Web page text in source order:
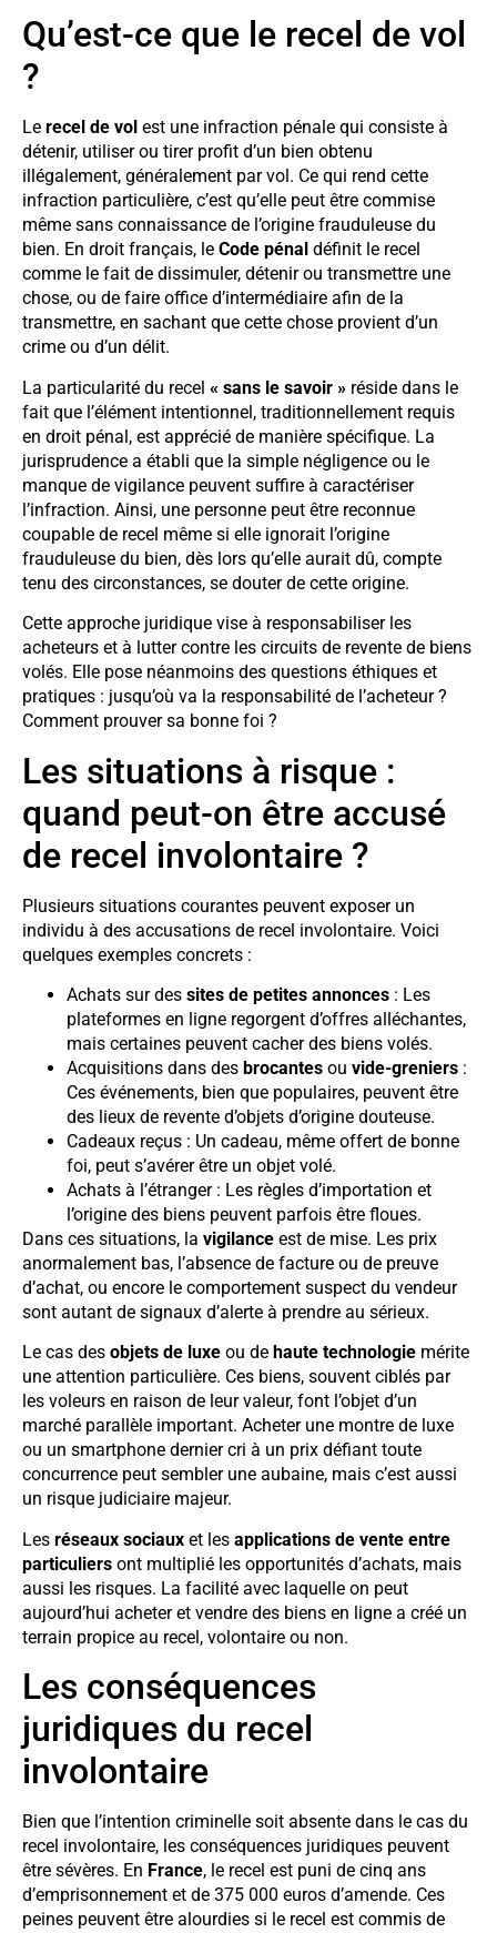
Qu’est-ce que le recel de vol
?
Le recel de vol est une infraction pénale qui consiste à
détenir, utiliser ou tirer profit d’un bien obtenu
illégalement, généralement par vol. Ce qui rend cette
infraction particulière, c’est qu’elle peut être commise
même sans connaissance de l’origine frauduleuse du
bien. En droit français, le Code pénal définit le recel
comme le fait de dissimuler, détenir ou transmettre une
chose, ou de faire office d’intermédiaire afin de la
transmettre, en sachant que cette chose provient d’un
crime ou d’un délit.
La particularité du recel « sans le savoir » réside dans le
fait que l’élément intentionnel, traditionnellement requis
en droit pénal, est apprécié de manière spécifique. La
jurisprudence a établi que la simple négligence ou le
manque de vigilance peuvent suffire à caractériser
l’infraction. Ainsi, une personne peut être reconnue
coupable de recel même si elle ignorait l’origine
frauduleuse du bien, dès lors qu’elle aurait dû, compte
tenu des circonstances, se douter de cette origine.
Cette approche juridique vise à responsabiliser les
acheteurs et à lutter contre les circuits de revente de biens
volés. Elle pose néanmoins des questions éthiques et
pratiques : jusqu’où va la responsabilité de l’acheteur ?
Comment prouver sa bonne foi ?
Les situations à risque :
quand peut-on être accusé
de recel involontaire ?
Plusieurs situations courantes peuvent exposer un
individu à des accusations de recel involontaire. Voici
quelques exemples concrets :
Achats sur des sites de petites annonces : Les
plateformes en ligne regorgent d’offres alléchantes,
mais certaines peuvent cacher des biens volés.
Acquisitions dans des brocantes ou vide-greniers :
Ces événements, bien que populaires, peuvent être
des lieux de revente d’objets d’origine douteuse.
Cadeaux reçus : Un cadeau, même offert de bonne
foi, peut s’avérer être un objet volé.
Achats à l’étranger : Les règles d’importation et
l’origine des biens peuvent parfois être floues.
Dans ces situations, la vigilance est de mise. Les prix
anormalement bas, l’absence de facture ou de preuve
d’achat, ou encore le comportement suspect du vendeur
sont autant de signaux d’alerte à prendre au sérieux.
Le cas des objets de luxe ou de haute technologie mérite
une attention particulière. Ces biens, souvent ciblés par
les voleurs en raison de leur valeur, font l’objet d’un
marché parallèle important. Acheter une montre de luxe
ou un smartphone dernier cri à un prix défiant toute
concurrence peut sembler une aubaine, mais c’est aussi
un risque judiciaire majeur.
Les réseaux sociaux et les applications de vente entre
particuliers ont multiplié les opportunités d’achats, mais
aussi les risques. La facilité avec laquelle on peut
aujourd’hui acheter et vendre des biens en ligne a créé un
terrain propice au recel, volontaire ou non.
Les conséquences
juridiques du recel
involontaire
Bien que l’intention criminelle soit absente dans le cas du
recel involontaire, les conséquences juridiques peuvent
être sévères. En France, le recel est puni de cinq ans
d’emprisonnement et de 375 000 euros d’amende. Ces
peines peuvent être alourdies si le recel est commis de